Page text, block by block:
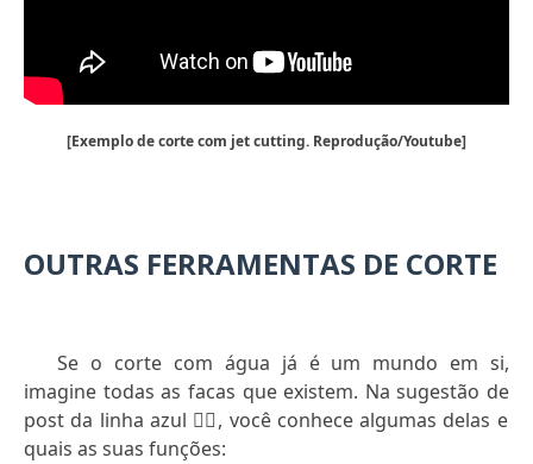
[Exemplo de corte com jet cutting. Reprodução/Youtube]
OUTRAS FERRAMENTAS DE CORTE
Se o corte com água já é um mundo em si,
imagine todas as facas que existem. Na sugestão de
post da linha azul 👇🏻, você conhece algumas delas e
quais as suas funções: